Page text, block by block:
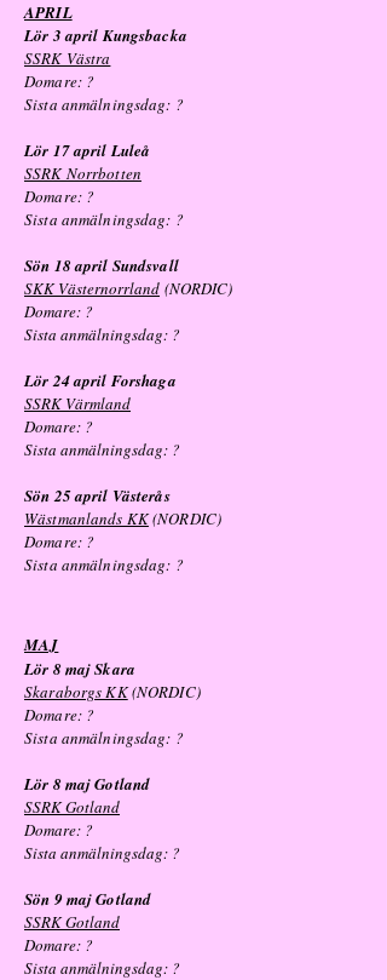
APRIL
Lör 3 april Kungsbacka
SSRK Västra
Domare: ?
Sista anmälningsdag: ?
Lör 17 april Luleå
SSRK Norrbotten
Domare: ?
Sista anmälningsdag: ?
Sön 18 april Sundsvall
SKK Västernorrland (NORDIC)
Domare: ?
Sista anmälningsdag: ?
Lör 24 april Forshaga
SSRK Värmland
Domare: ?
Sista anmälningsdag: ?
Sön 25 april Västerås
Wästmanlands KK(NORDIC)
Domare: ?
Sista anmälningsdag: ?
MAJ
Lör 8 maj Skara
Skaraborgs KK(NORDIC)
Domare: ?
Sista anmälningsdag: ?
Lör 8 maj Gotland
SSRK Gotland
Domare: ?
Sista anmälningsdag: ?
Sön 9 maj Gotland
SSRK Gotland
Domare: ?
Sista anmälningsdag: ?